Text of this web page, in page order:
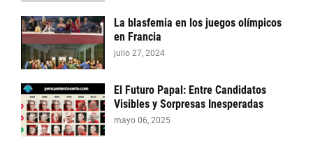
La blasfemia en los juegos olímpicos
en Francia
julio 27, 2024
El Futuro Papal: Entre Candidatos
Visibles y Sorpresas Inesperadas
mayo 06, 2025